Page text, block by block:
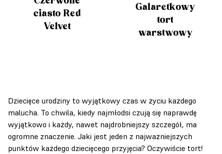
ciasto Red
Velvet
Galaretkowy
tort
warstwowy
Dziecięce urodziny to wyjątkowy czas w życiu każdego
malucha. To chwila, kiedy najmłodsi czują się naprawdę
wyjątkowo i każdy, nawet najdrobniejszy szczegół, ma
ogromne znaczenie. Jaki jest jeden z najważniejszych
punktów każdego dziecięcego przyjęcia? Oczywiście tort!